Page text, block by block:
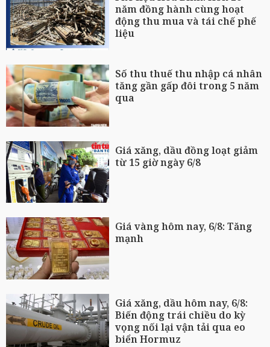
năm đồng hành cùng hoạt
động thu mua và tái chế phế
liệu
Số thu thuế thu nhập cá nhân
tăng gần gấp đôi trong 5 năm
qua
Giá xăng, dầu đồng loạt giảm
từ 15 giờ ngày 6/8
Giá vàng hôm nay, 6/8: Tăng
mạnh
Giá xăng, dầu hôm nay, 6/8:
Biến động trái chiều do kỳ
vọng nối lại vận tải qua eo
biển Hormuz